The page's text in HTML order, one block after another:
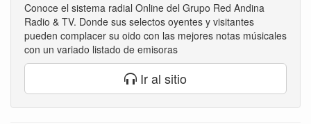
Conoce el sistema radial Online del Grupo Red Andina
Radio & TV. Donde sus selectos oyentes y visitantes
pueden complacer su oido con las mejores notas músicales
con un variado listado de emisoras
Ir al sitio